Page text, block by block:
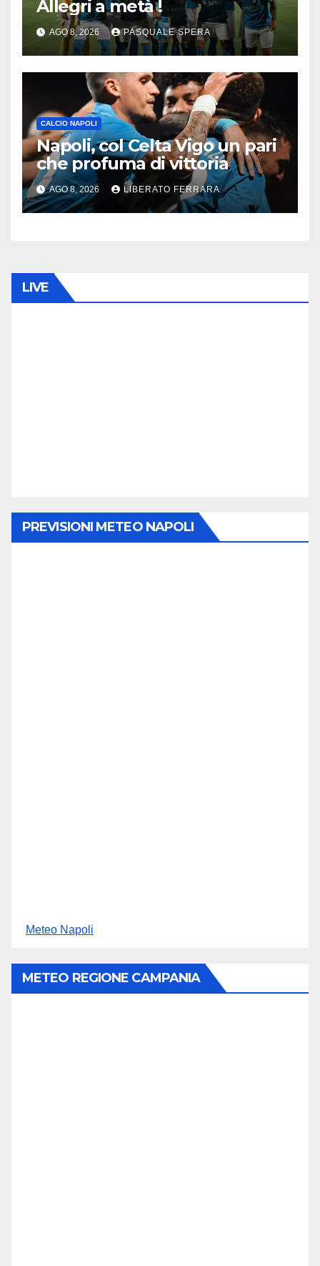
Allegri a metà !
AGO 8, 2026 PASQUALE SPERA
CALCIO NAPOLI
Napoli, col Celta Vigo un pari
che profuma di vittoria
AGO 8, 2026 LIBERATO FERRARA
LIVE
PREVISIONI METEO NAPOLI
Meteo Napoli
METEO REGIONE CAMPANIA